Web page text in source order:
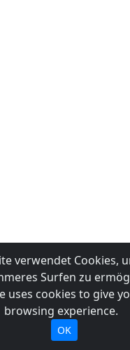
verwendet Cookies,
Surfen zu
uses cookies to give
browsing experience.
OK